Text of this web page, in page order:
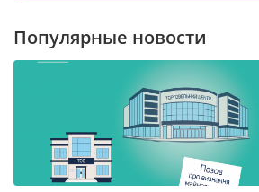
Популярные новости